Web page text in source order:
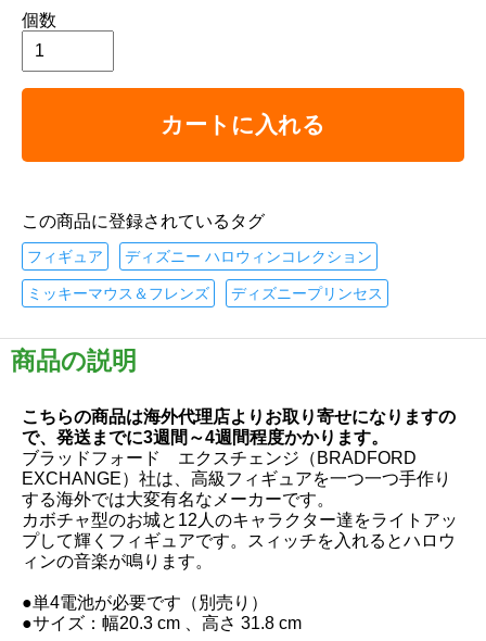
個数
カートに入れる
この商品に登録されているタグ
フィギュア ディズニー ハロウィンコレクション
ミッキーマウス＆フレンズ ディズニープリンセス
商品の説明
こちらの商品は海外代理店よりお取り寄せになりますの
で、発送までに3週間～4週間程度かかります。
ブラッドフォード エクスチェンジ（BRADFORD
EXCHANGE）社は、高級フィギュアを一つ一つ手作り
する海外では大変有名なメーカーです。
カボチャ型のお城と12人のキャラクター達をライトアッ
プして輝くフィギュアです。スィッチを入れるとハロウ
ィンの音楽が鳴ります。
●単4電池が必要です（別売り）
●サイズ：幅20.3 cm 、高さ 31.8 cm